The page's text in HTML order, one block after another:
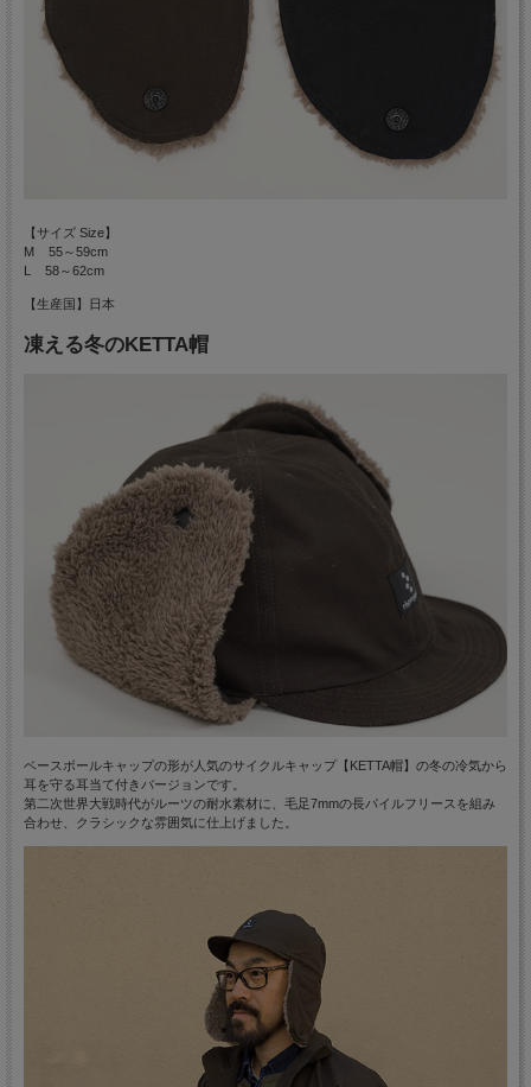
【サイズ Size】
M 55～59cm
L 58～62cm
【生産国】日本
凍える冬のKETTA帽
ベースボールキャップの形が人気のサイクルキャップ【KETTA帽】の冬の冷気から
耳を守る耳当て付きバージョンです。
第二次世界大戦時代がルーツの耐水素材に、毛足7mmの長パイルフリースを組み
合わせ、クラシックな雰囲気に仕上げました。